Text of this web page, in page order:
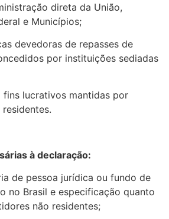
direta da União,
e Municípios;
devedoras de repasses de
por instituições sediadas
fins lucrativos mantidas por
à declaração:
de pessoa jurídica ou fundo de
no Brasil e especificação quanto
não residentes;